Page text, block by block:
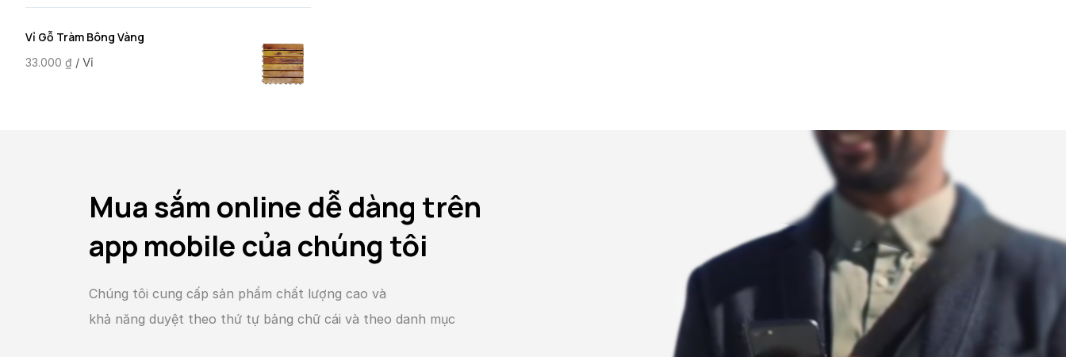
Vỉ Gỗ Tràm Bông Vàng
33.000 ₫ / Vỉ
Mua sắm online dễ dàng trên
app mobile của chúng tôi
Chúng tôi cung cấp sản phẩm chất lượng cao và
khả năng duyệt theo thứ tự bảng chữ cái và theo danh mục